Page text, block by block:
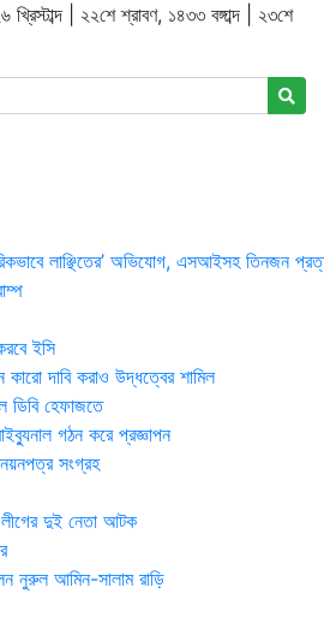
| ২২শে শ্রাবণ, ১৪৩৩ বঙ্গাব্দ | ২৩শে
লাঞ্ছিতের’ অভিযোগ, এসআইসহ তিনজন
ইসি
দাবি করাও উদ্ধত্বের শামিল
ডিবি হেফাজতে
গঠন করে প্রজ্ঞাপন
সংগ্রহ
দুই নেতা আটক
নুরুল আমিন-সালাম রাড়ি